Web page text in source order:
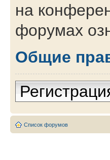
на
форумах
Общие
Список форумов